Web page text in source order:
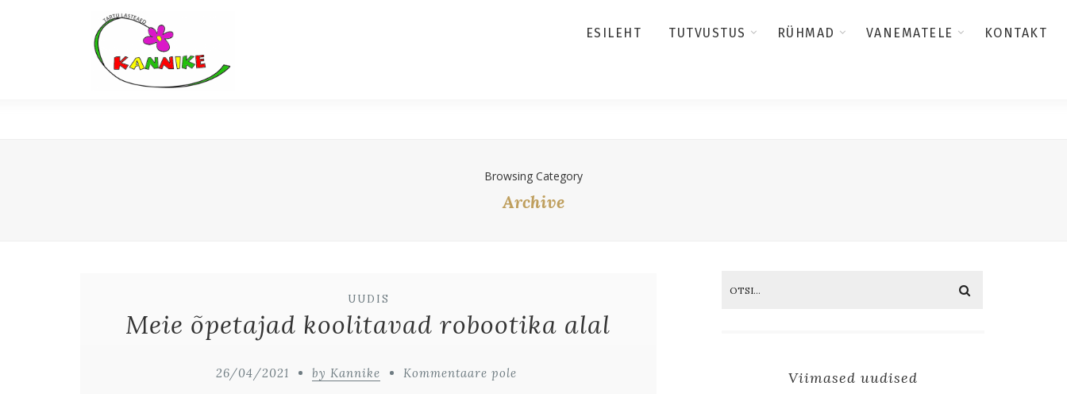
ESILEHT TUTVUSTUS RÜHMAD VANEMATELE KONTAKT
Browsing Category
Archive
UUDIS
Meie õpetajad koolitavad robootika alal
26/04/2021 by Kannike Kommentaare pole Viimased uudised